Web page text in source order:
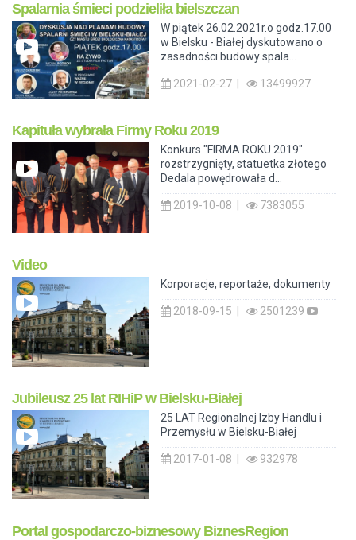
Spalarnia śmieci podzieliła bielszczan
W piątek 26.02.2021r.o godz.17.00
w Bielsku - Białej dyskutowano o
zasadności budowy spala...
2021-02-27 | 13499927
Kapituła wybrała Firmy Roku 2019
Konkurs "FIRMA ROKU 2019"
rozstrzygnięty, statuetka złotego
Dedala powędrowała d...
2019-10-08 | 7383055
Video
Korporacje, reportaże, dokumenty
2018-09-15 | 2501239
Jubileusz 25 lat RIHiP w Bielsku-Białej
25 LAT Regionalnej Izby Handlu i
Przemysłu w Bielsku-Białej
2017-01-08 | 932978
Portal gospodarczo-biznesowy BiznesRegion